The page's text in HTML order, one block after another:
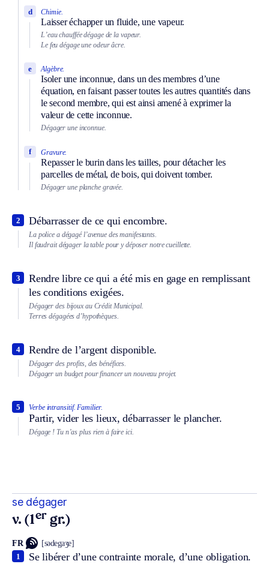
Chimie.
Laisser échapper un fluide, une vapeur.
d
L’eau chauffée dégage de la vapeur.
Le feu dégage une odeur âcre.
Algèbre.
Isoler une inconnue, dans un des membres d’une
équation, en faisant passer toutes les autres quantités dans
le second membre, qui est ainsi amené à exprimer la
valeur de cette inconnue.
e
Dégager une inconnue.
Gravure.
Repasser le burin dans les tailles, pour détacher les
parcelles de métal, de bois, qui doivent tomber.
f
Dégager une planche gravée.
Débarrasser de ce qui encombre.
2
La police a dégagé l’avenue des manifestants.
Il faudrait dégager la table pour y déposer notre cueillette.
Rendre libre ce qui a été mis en gage en remplissant
les conditions exigées.
3
Dégager des bijoux au Crédit Municipal.
Terres dégagées d’hypothèques.
Rendre de l’argent disponible.
4
Dégager des profits, des bénéfices.
Dégager un budget pour financer un nouveau projet.
Verbe intransitif. Familier.
Partir, vider les lieux, débarrasser le plancher.
5
Dégage ! Tu n’as plus rien à faire ici.
se dégager
v. (1er gr.)
FR [sədegaʒe]
Se libérer d’une contrainte morale, d’une obligation.
1